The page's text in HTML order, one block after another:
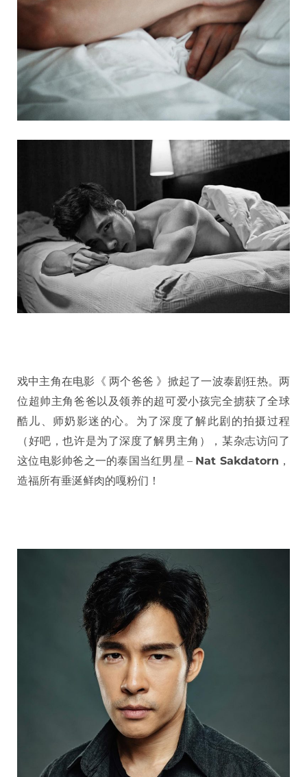
戏中主角在电影《 两个爸爸 》掀起了一波泰剧狂热。两
位超帅主角爸爸以及领养的超可爱小孩完全掳获了全球
酷儿、师奶影迷的心。为了深度了解此剧的拍摄过程
（好吧，也许是为了深度了解男主角），某杂志访问了
这位电影帅爸之一的泰国当红男星 – Nat Sakdatorn ，
造福所有垂涎鲜肉的嘎粉们！